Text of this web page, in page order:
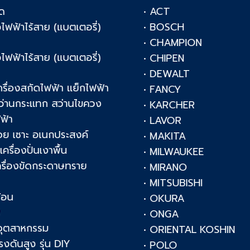
ฟฟ้าไร้สาย (แบตเตอรี่)
ฟฟ้าไร้สาย (แบตเตอรี่)
ครื่องสกัดไฟฟ้า แย็กไฟฟ้า
นกระแทก สว่านไขควง
า
เซาะ อเนกประสงค์
ครื่องปั่นเงาพื้น
องขัดกระดาษทราย
อน
สาหกรรม
งดันสูง รุ่น DIY
• ACT
• BOSCH
• CHAMPION
• CHIPEN
• DEWALT
• FANCY
• KARCHER
• LAVOR
• MAKITA
• MILWAUKEE
• MIRANO
• MITSUBISHI
• OKURA
• ONGA
• ORIENTAL KOSHIN
• POLO